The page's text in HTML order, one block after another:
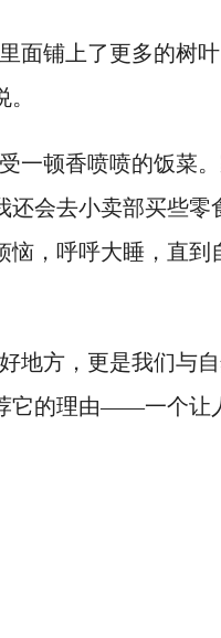
面铺上了更多的树
一顿香喷喷的饭菜
会去小卖部买些
，呼呼大睡，直
地方，更是我们与
它的理由——一个让